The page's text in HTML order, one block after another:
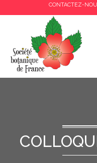
CONTACTEZ-